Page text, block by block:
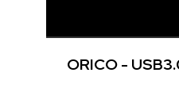
ORICO -